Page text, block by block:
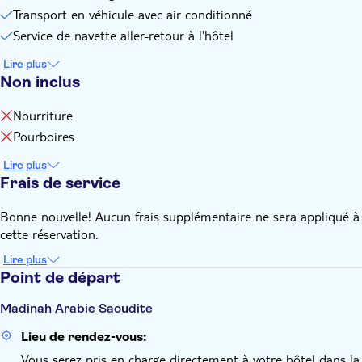
Transport en véhicule avec air conditionné
Service de navette aller-retour à l'hôtel
Lire plus
Non inclus
Nourriture
Pourboires
Lire plus
Frais de service
Bonne nouvelle! Aucun frais supplémentaire ne sera appliqué à
cette réservation.
Lire plus
Point de départ
Madinah Arabie Saoudite
Lieu de rendez-vous: